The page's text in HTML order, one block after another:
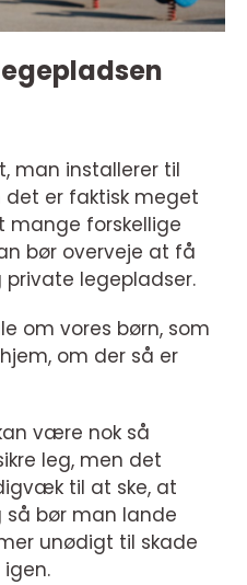
man installerer til
det er faktisk meget
mange forskellige
bør overveje at få
legepladser.
om vores børn, som
om der så er
være nok så
leg, men det
til at ske, at
bør man lande
unødigt til skade